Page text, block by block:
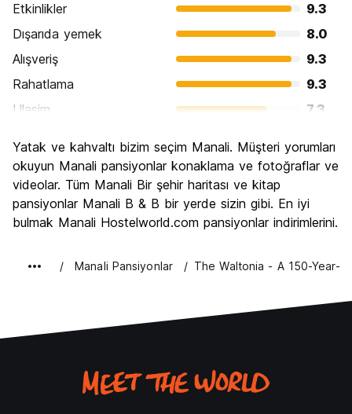
Etkinlikler
9.3
Dışarıda yemek
8.0
Alışveriş
9.3
Rahatlama
9.3
Ulasim
7.3
Kültür
8.7
Gece hayatı
Ekonomik
9.3
Yatak ve kahvaltı bizim seçim Manali. Müşteri yorumları
okuyun Manali pansiyonlar konaklama ve fotoğraflar ve
videolar. Tüm Manali Bir şehir haritası ve kitap
pansiyonlar Manali B & B bir yerde sizin gibi. En iyi
bulmak Manali Hostelworld.com pansiyonlar indirimlerini.
Manali Pansiyonlar The Waltonia - A 150-Year-